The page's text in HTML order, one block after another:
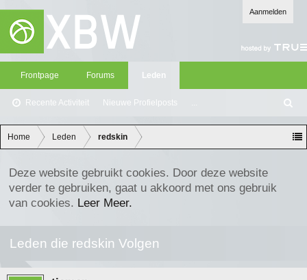
Aanmelden
Frontpage Forums Leden
Recente Activiteit Nieuwe Profielposts ...
oe
ke
n
Home Leden redskin
Deze website gebruikt cookies. Door deze website
verder te gebruiken, gaat u akkoord met ons gebruik
van cookies. Leer Meer.
Leden die redskin Volgen